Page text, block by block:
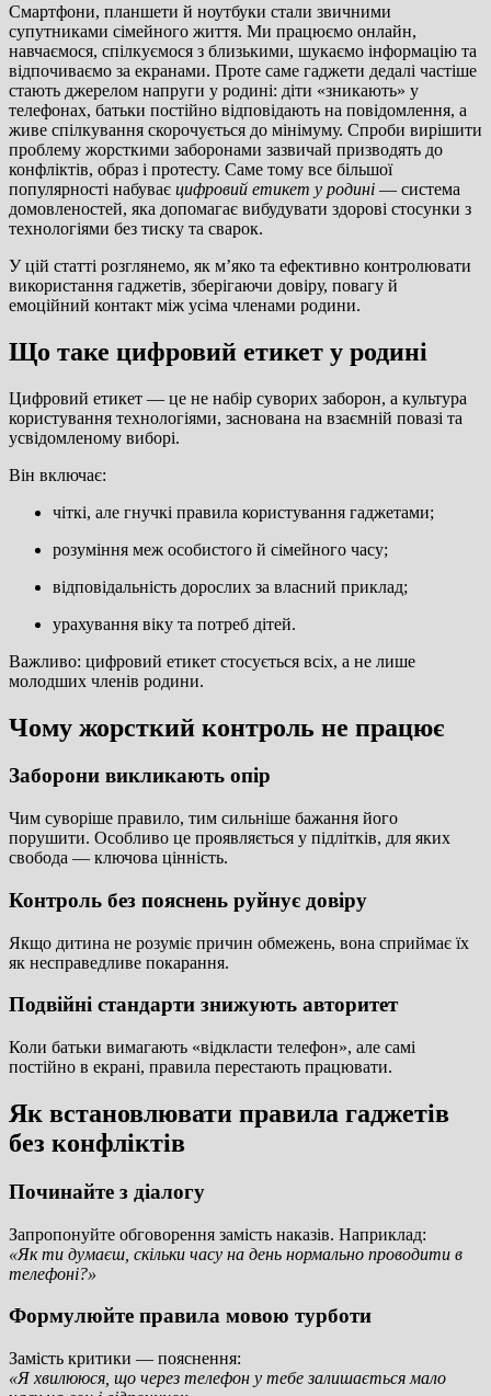
Смартфони, планшети й ноутбуки стали звичними
супутниками сімейного життя. Ми працюємо онлайн,
навчаємося, спілкуємося з близькими, шукаємо інформацію та
відпочиваємо за екранами. Проте саме гаджети дедалі частіше
стають джерелом напруги у родині: діти «зникають» у
телефонах, батьки постійно відповідають на повідомлення, а
живе спілкування скорочується до мінімуму. Спроби вирішити
проблему жорсткими заборонами зазвичай призводять до
конфліктів, образ і протесту. Саме тому все більшої
популярності набуває цифровий етикет у родині — система
домовленостей, яка допомагає вибудувати здорові стосунки з
технологіями без тиску та сварок.
У цій статті розглянемо, як м’яко та ефективно контролювати
використання гаджетів, зберігаючи довіру, повагу й
емоційний контакт між усіма членами родини.
Що таке цифровий етикет у родині
Цифровий етикет — це не набір суворих заборон, а культура
користування технологіями, заснована на взаємній повазі та
усвідомленому виборі.
Він включає:
чіткі, але гнучкі правила користування гаджетами;
розуміння меж особистого й сімейного часу;
відповідальність дорослих за власний приклад;
урахування віку та потреб дітей.
Важливо: цифровий етикет стосується всіх, а не лише
молодших членів родини.
Чому жорсткий контроль не працює
Заборони викликають опір
Чим суворіше правило, тим сильніше бажання його
порушити. Особливо це проявляється у підлітків, для яких
свобода — ключова цінність.
Контроль без пояснень руйнує довіру
Якщо дитина не розуміє причин обмежень, вона сприймає їх
як несправедливе покарання.
Подвійні стандарти знижують авторитет
Коли батьки вимагають «відкласти телефон», але самі
постійно в екрані, правила перестають працювати.
Як встановлювати правила гаджетів
без конфліктів
Починайте з діалогу
Запропонуйте обговорення замість наказів. Наприклад:
«Як ти думаєш, скільки часу на день нормально проводити в
телефоні?»
Формулюйте правила мовою турботи
Замість критики — пояснення:
«Я хвилююся, що через телефон у тебе залишається мало